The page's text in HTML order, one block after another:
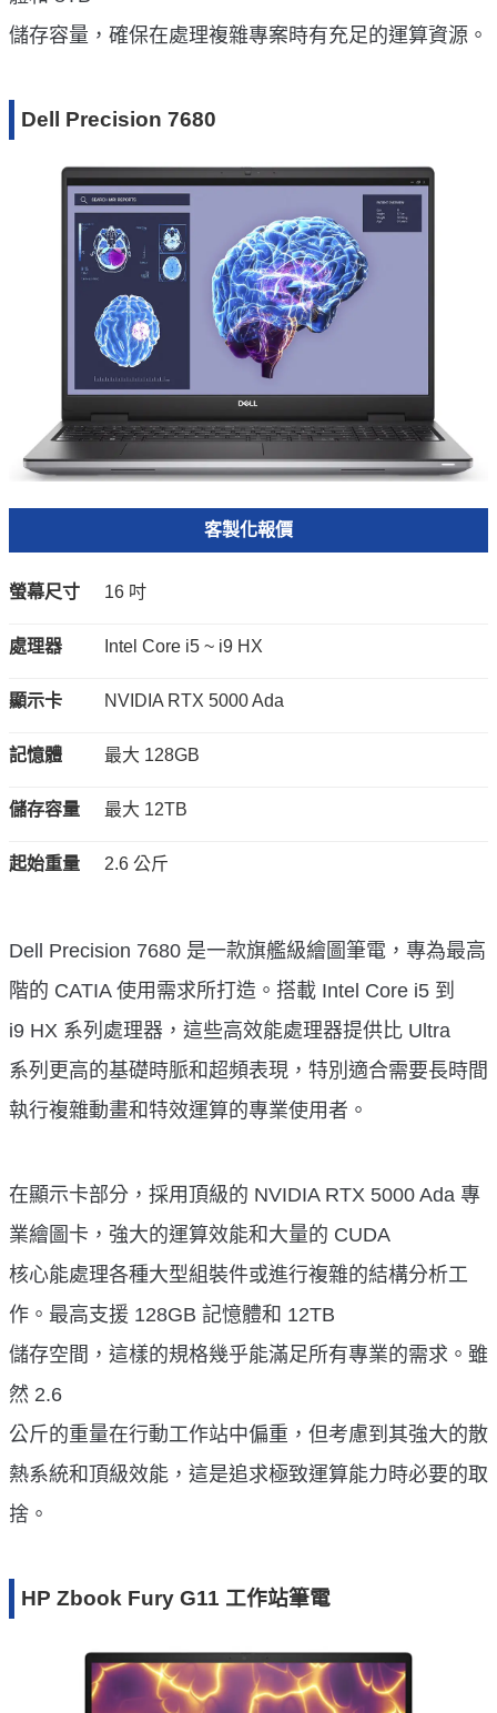
儲存容量，確保在處理複雜專案時有充足的運算資源。
Dell Precision 7680
客製化報價
螢幕尺寸 16 吋
處理器 Intel Core i5 ~ i9 HX
顯示卡 NVIDIA RTX 5000 Ada
記憶體 最大 128GB
儲存容量 最大 12TB
起始重量 2.6 公斤
Dell Precision 7680 是一款旗艦級繪圖筆電，專為最高
階的 CATIA 使用需求所打造。搭載 Intel Core i5 到
i9 HX 系列處理器，這些高效能處理器提供比 Ultra
系列更高的基礎時脈和超頻表現，特別適合需要長時間
執行複雜動畫和特效運算的專業使用者。
在顯示卡部分，採用頂級的 NVIDIA RTX 5000 Ada 專
業繪圖卡，強大的運算效能和大量的 CUDA
核心能處理各種大型組裝件或進行複雜的結構分析工
作。最高支援 128GB 記憶體和 12TB
儲存空間，這樣的規格幾乎能滿足所有專業的需求。雖
然 2.6
公斤的重量在行動工作站中偏重，但考慮到其強大的散
熱系統和頂級效能，這是追求極致運算能力時必要的取
捨。
HP Zbook Fury G11 工作站筆電